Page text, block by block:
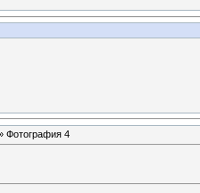
Фотография 4